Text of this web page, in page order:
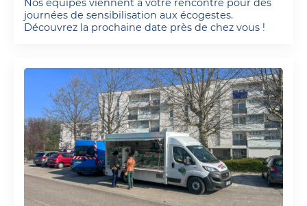
Nos équipes viennent à votre rencontre pour des
journées de sensibilisation aux écogestes.
Découvrez la prochaine date près de chez vous !